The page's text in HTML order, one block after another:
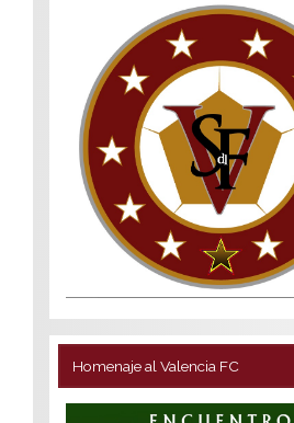
Homenaje al Valencia FC